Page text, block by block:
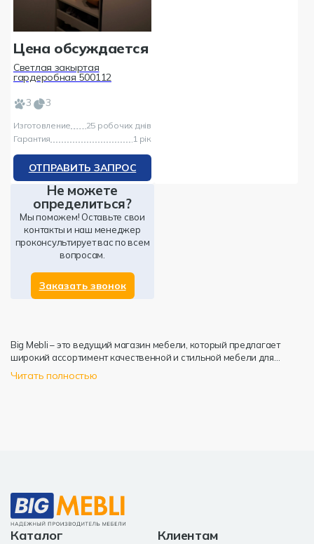
Цена обсуждается
Светлая закыртая
гардеробная 500112
3
3
Изготовление
25 робочих днів
Гарантия
1 рік
ОТПРАВИТЬ ЗАПРОС
Не можете
определиться?
Мы поможем! Оставьте свои
контакты и наш менеджер
проконсультирует вас по всем
вопросам.
Заказать звонок
Big Mebli – это ведущий магазин мебели, который предлагает
широкий ассортимент качественной и стильной мебели для
вашего дома или офиса. Мы понимаем важность создания
комфортного и эстетического пространства, поэтому наш
материалов и проходит строгий контроль качества, чтобы
обеспечить ее долговечность и надежность. Мы сотрудничаем с
известными производителями, известными своим мастерством и
вниманием к деталям.
Читать полностью
Каталог Клиентам